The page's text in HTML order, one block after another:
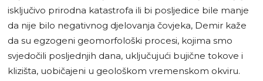
isključivo prirodna katastrofa ili bi posljedice bile manje
da nije bilo negativnog djelovanja čovjeka, Demir kaže
da su egzogeni geomorfološki procesi, kojima smo
svjedočili posljednjih dana, uključujući bujične tokove i
klizišta, uobičajeni u geološkom vremenskom okviru.